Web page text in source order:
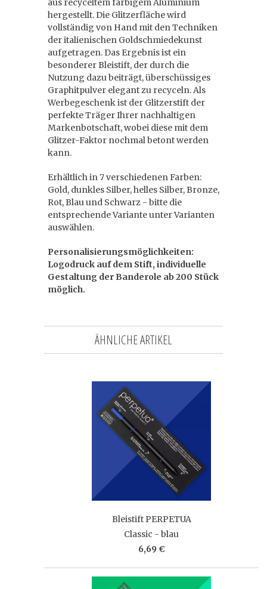
aus recyceltem farbigem Aluminium
hergestellt. Die Glitzerfläche wird
vollständig von Hand mit den Techniken
der italienischen Goldschmiedekunst
aufgetragen. Das Ergebnis ist ein
besonderer Bleistift, der durch die
Nutzung dazu beiträgt, überschüssiges
Graphitpulver elegant zu recyceln. Als
Werbegeschenk ist der Glitzerstift der
perfekte Träger Ihrer nachhaltigen
Markenbotschaft, wobei diese mit dem
Glitzer-Faktor nochmal betont werden
kann.
Erhältlich in 7 verschiedenen Farben:
Gold, dunkles Silber, helles Silber, Bronze,
Rot, Blau und Schwarz - bitte die
entsprechende Variante unter Varianten
auswählen.
Personalisierungsmöglichkeiten:
Logodruck auf dem Stift, individuelle
Gestaltung der Banderole ab 200 Stück
möglich.
ÄHNLICHE ARTIKEL
Bleistift PERPETUA
Classic - blau
6,69 €